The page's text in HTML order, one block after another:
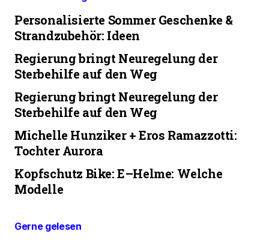
Personalisierte Sommer Geschenke &
Strandzubehör: Ideen
Regierung bringt Neuregelung der
Sterbehilfe auf den Weg
Regierung bringt Neuregelung der
Sterbehilfe auf den Weg
Michelle Hunziker + Eros Ramazzotti:
Tochter Aurora
Kopfschutz Bike: E–Helme: Welche
Modelle
Gerne gelesen